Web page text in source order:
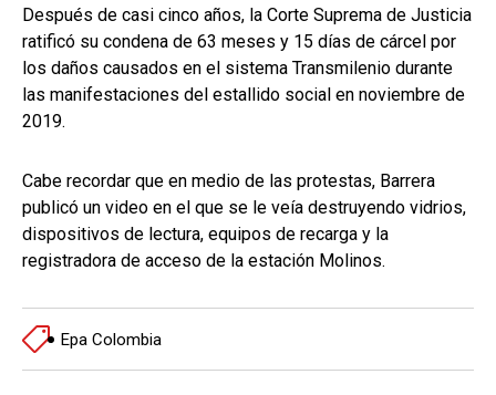
Después de casi cinco años, la Corte Suprema de Justicia
ratificó su condena de 63 meses y 15 días de cárcel por
los daños causados en el sistema Transmilenio durante
las manifestaciones del estallido social en noviembre de
2019.
Cabe recordar que en medio de las protestas, Barrera
publicó un video en el que se le veía destruyendo vidrios,
dispositivos de lectura, equipos de recarga y la
registradora de acceso de la estación Molinos.
Epa Colombia